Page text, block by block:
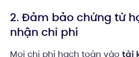
2. Đảm bảo chứng từ
nhận chi phí
Mọi chi phí hạch toán vào tài